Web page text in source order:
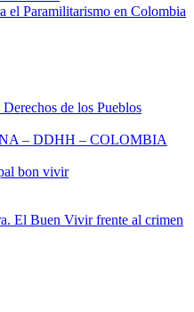
el Paramilitarismo en Colombia
de los Pueblos
– DDHH – COLOMBIA
bon vivir
El Buen Vivir frente al crimen